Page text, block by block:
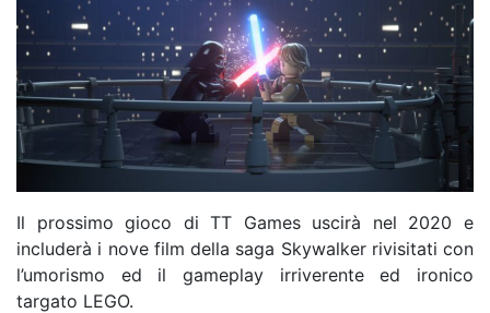
Il prossimo gioco di TT Games uscirà nel 2020 e
includerà i nove film della saga Skywalker rivisitati con
l’umorismo ed il gameplay irriverente ed ironico
targato LEGO.